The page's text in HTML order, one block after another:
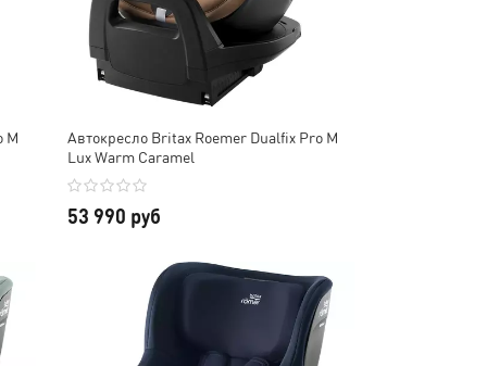
M
Автокресло Britax Roemer Dualfix Pro M
Lux Warm Caramel
53 990 руб